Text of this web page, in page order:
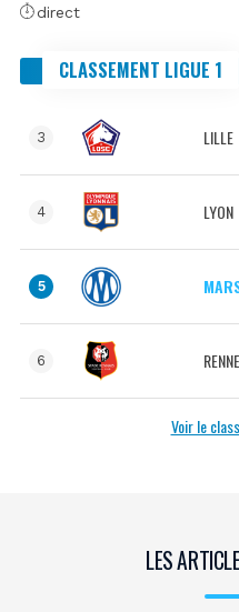
direct
CLASSEMENT LIGUE 1
3 LILLE
4 LYON
5
6
Voir le
LES